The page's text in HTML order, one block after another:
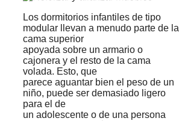
Los dormitorios infantiles de tipo
modular llevan a menudo parte de la
cama superior
apoyada sobre un armario o
cajonera y el resto de la cama
volada. Esto, que
parece aguantar bien el peso de un
niño, puede ser demasiado ligero
para el de
un adolescente o de una persona